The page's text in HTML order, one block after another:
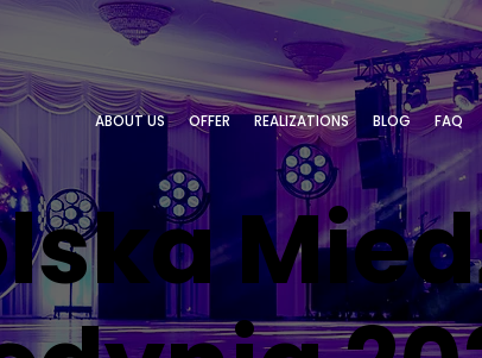
ABOUT US OFFER REALIZATIONS BLOG FAQ